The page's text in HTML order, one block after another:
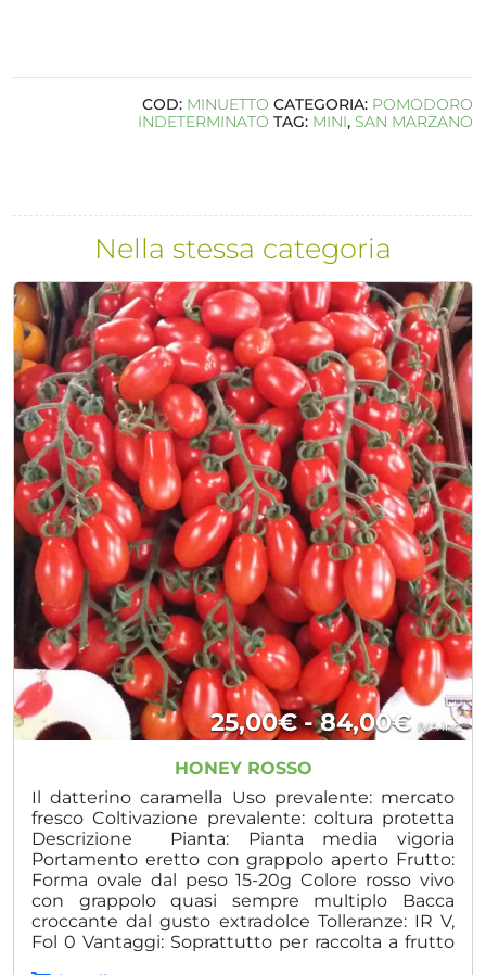
COD: MINUETTO CATEGORIA: POMODORO
INDETERMINATO TAG: MINI, SAN MARZANO
Nella stessa categoria
25,00€ - 84,00€
da
a
IVA inc.
HONEY ROSSO
Il datterino caramella Uso prevalente: mercato
fresco Coltivazione prevalente: coltura protetta
Descrizione Pianta: Pianta media vigoria
Portamento eretto con grappolo aperto Frutto:
Forma ovale dal peso 15-20g Colore rosso vivo
con grappolo quasi sempre multiplo Bacca
croccante dal gusto extradolce Tolleranze: IR V,
Fol 0 Vantaggi: Soprattutto per raccolta a frutto